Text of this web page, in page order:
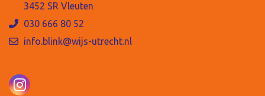
3452 SR Vleuten
030 666 80 52
info.blink@wijs-utrecht.nl